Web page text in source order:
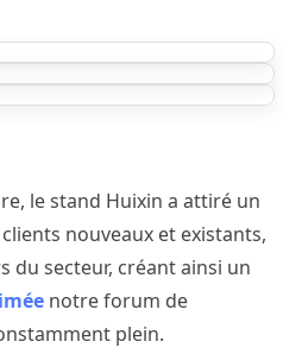
le stand Huixin a attiré un
nouveaux et existants,
du secteur, créant ainsi un
notre forum de
plein.